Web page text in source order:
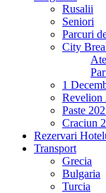
Rusalii
Seniori
Parcuri
City
1
Revelion
Paste
Craciun
Rezervari
Transport
Grecia
Bulgaria
Turcia